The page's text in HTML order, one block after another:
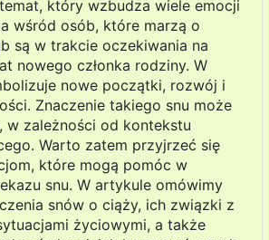
który wzbudza wiele emocji
wśród osób, które marzą o
są w trakcie oczekiwania na
nowego członka rodziny. W
nowe początki, rozwój i
Znaczenie takiego snu może
w zależności od kontekstu
Warto zatem przyjrzeć się
które mogą pomóc w
snu. W artykule omówimy
snów o ciąży, ich związki z
życiowymi, a także